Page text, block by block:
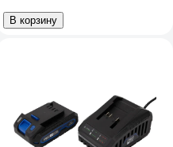
В корзину